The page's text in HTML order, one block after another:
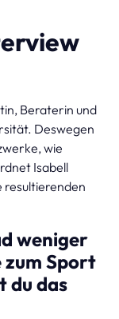
Beraterin und
Deswegen
wie
Isabell
resultierenden
weniger
zum Sport
du das